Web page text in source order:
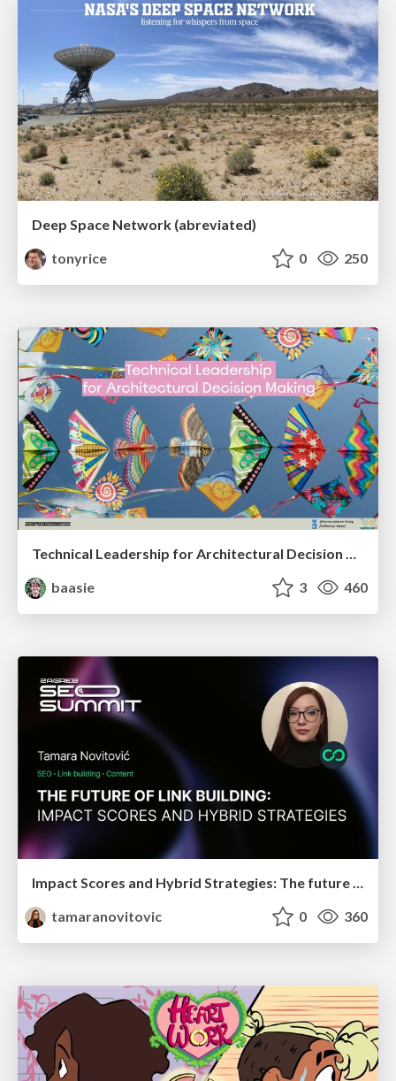
Deep Space Network (abreviated)
tonyrice
0 250
Technical Leadership for Architectural Decision Making
baasie
3 460
Impact Scores and Hybrid Strategies: The future of link building
tamaranovitovic
0 360